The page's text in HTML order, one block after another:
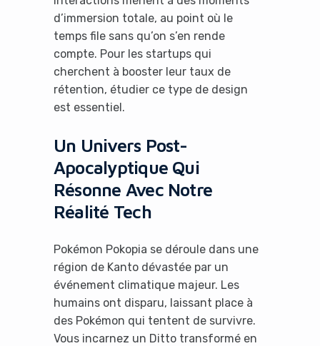
d’immersion totale, au point où le
temps file sans qu’on s’en rende
compte. Pour les startups qui
cherchent à booster leur taux de
rétention, étudier ce type de design
est essentiel.
Un Univers Post-
Apocalyptique Qui
Résonne Avec Notre
Réalité Tech
Pokémon Pokopia se déroule dans une
région de Kanto dévastée par un
événement climatique majeur. Les
humains ont disparu, laissant place à
des Pokémon qui tentent de survivre.
Vous incarnez un Ditto transformé en